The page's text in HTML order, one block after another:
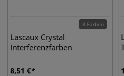
8 Farben
Lascaux Crystal
Interferenzfarben
8,51 €